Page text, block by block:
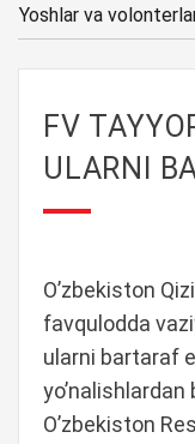
Yoshlar va
FV
ULARNI
O’zbekiston
favqulodda
ularni bartaraf
O’zbekiston